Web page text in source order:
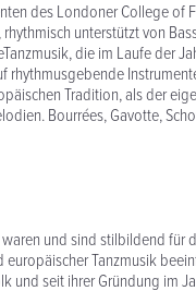
des Londoner College of
unterstützt von
die im Laufe der
Tradition, als der
Bourrées, Gavotte,
und sind stilbildend für
Tanzmusik
und seit ihrer Gründung im